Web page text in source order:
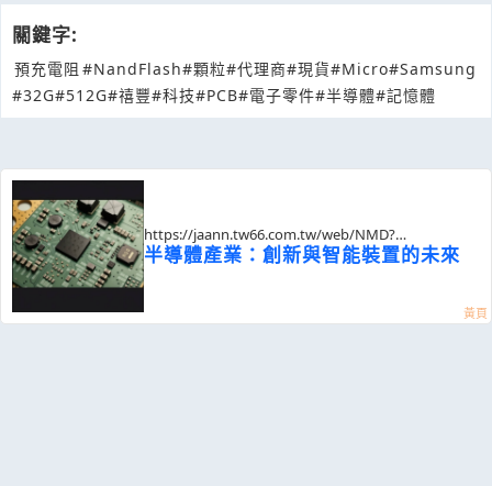
關鍵字:
預充電阻 #NandFlash#顆粒#代理商#現貨#Micro#Samsung
#32G#512G#禧豐#科技#PCB#電子零件#半導體#記憶體
https://jaann.tw66.com.tw/web/NMD?
postId=1317926
半導體產業：創新與智能裝置的未來